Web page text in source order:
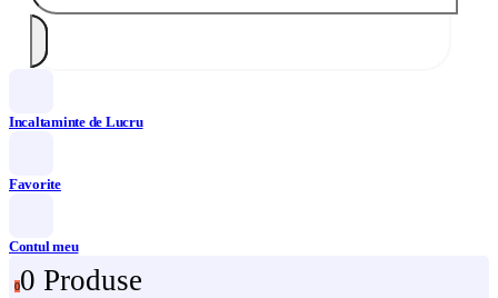
Incaltaminte de Lucru
Favorite
Contul meu
00 Produse